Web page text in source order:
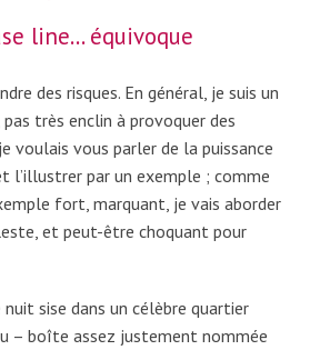
line… équivoque
des risques. En général, je suis un
très enclin à provoquer des
voulais vous parler de la puissance
l’illustrer par un exemple ; comme
fort, marquant, je vais aborder
et peut-être choquant pour
nuit sise dans un célèbre quartier
– boîte assez justement nommée